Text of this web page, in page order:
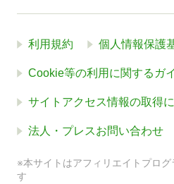
利用規約 個人情報保護
Cookie等の利用に関するガ
サイトアクセス情報の取得
法人・プレスお問い合わせ
※本サイトはアフィリエイトプロ
す